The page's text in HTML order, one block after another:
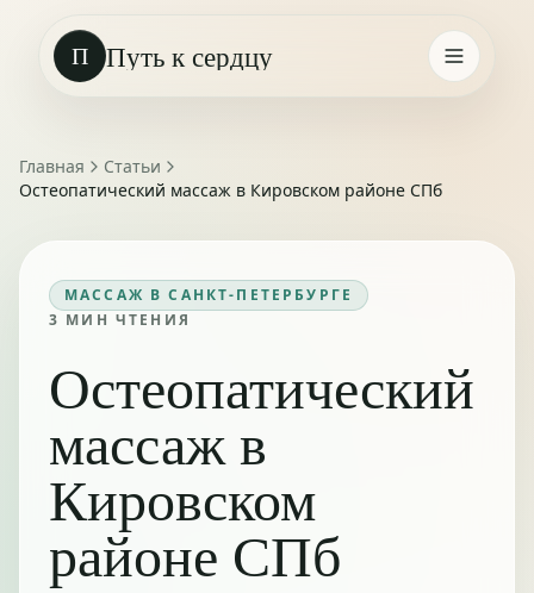
П Путь к сердцу
Главная
Статьи
Остеопатический массаж в Кировском районе СПб
МАССАЖ В САНКТ-ПЕТЕРБУРГЕ
3 МИН ЧТЕНИЯ
Остеопатический
массаж в
Кировском
районе СПб